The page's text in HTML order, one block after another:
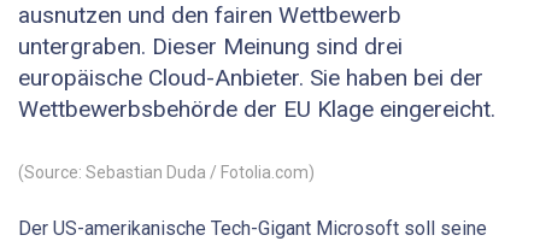
ausnutzen und den fairen Wettbewerb
untergraben. Dieser Meinung sind drei
europäische Cloud-Anbieter. Sie haben bei der
Wettbewerbsbehörde der EU Klage eingereicht.
(Source: Sebastian Duda / Fotolia.com)
Der US-amerikanische Tech-Gigant Microsoft soll seine